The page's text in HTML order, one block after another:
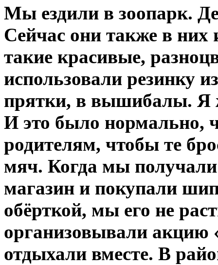
Мы ездили в зоопарк.
Сейчас они также в них
такие красивые,
использовали резинку
прятки, в вышибалы. Я
И это было нормально,
родителям, чтобы те
мяч. Когда мы
магазин и покупали
обёрткой, мы его не
организовывали акцию
отдыхали вместе. В